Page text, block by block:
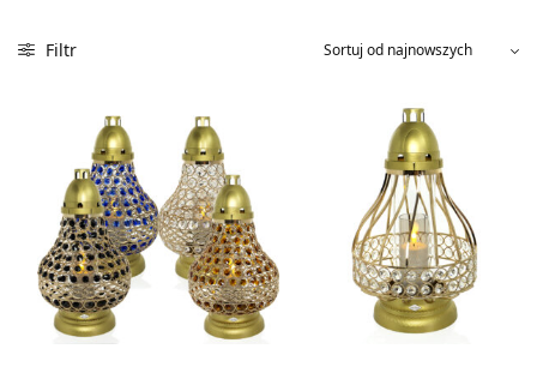
Filtr